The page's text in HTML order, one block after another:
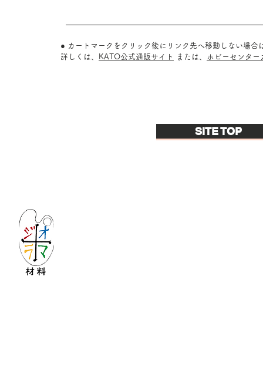
● カートマークをクリック後にリンク先へ移動しない場
詳しくは、
KATO公式通販サイト または、 ホビーセンター
SITE TOP